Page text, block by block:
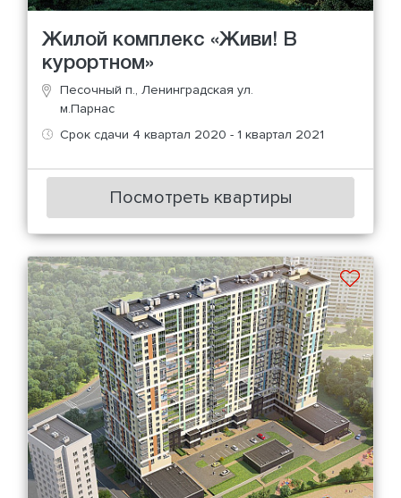
Жилой комплекс «Живи! В
курортном»
Песочный п., Ленинградская ул.
м.Парнас
Срок сдачи 4 квартал 2020 - 1 квартал 2021
Посмотреть квартиры